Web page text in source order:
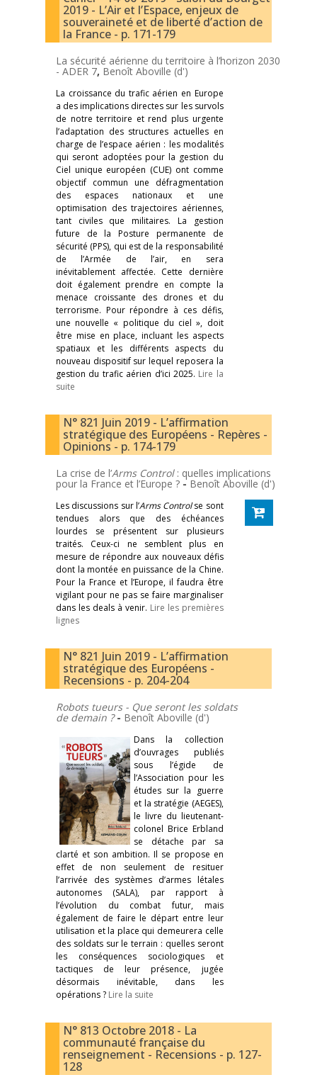
2019 - L’Air et l’Espace, enjeux de
souveraineté et de liberté d’action de
la France - p. 171-179
La sécurité aérienne du territoire à l’horizon 2030
- ADER 7, Benoît Aboville (d')
La croissance du trafic aérien en Europe
a des implications directes sur les survols
de notre territoire et rend plus urgente
l’adaptation des structures actuelles en
charge de l’espace aérien : les modalités
qui seront adoptées pour la gestion du
Ciel unique européen (CUE) ont comme
objectif commun une défragmentation
des espaces nationaux et une
optimisation des trajectoires aériennes,
tant civiles que militaires. La gestion
future de la Posture permanente de
sécurité (PPS), qui est de la responsabilité
de l’Armée de l’air, en sera
inévitablement affectée. Cette dernière
doit également prendre en compte la
menace croissante des drones et du
terrorisme. Pour répondre à ces défis,
une nouvelle « politique du ciel », doit
être mise en place, incluant les aspects
spatiaux et les différents aspects du
nouveau dispositif sur lequel reposera la
gestion du trafic aérien d’ici 2025. Lire la
suite
N° 821 Juin 2019 - L’affirmation
stratégique des Européens - Repères -
Opinions - p. 174-179
La crise de l’Arms Control: quelles implications
pour la France et l’Europe ? - Benoît Aboville (d')
Les discussions sur l’Arms Controlse sont
tendues alors que des échéances
lourdes se présentent sur plusieurs
traités. Ceux-ci ne semblent plus en
mesure de répondre aux nouveaux défis
dont la montée en puissance de la Chine.
Pour la France et l’Europe, il faudra être
vigilant pour ne pas se faire marginaliser
dans les deals à venir. Lire les premières
lignes
N° 821 Juin 2019 - L’affirmation
stratégique des Européens -
Recensions - p. 204-204
Robots tueurs - Que seront les soldats
de demain ? - Benoît Aboville (d')
Dans la collection
d’ouvrages publiés
sous l’égide de
l’Association pour les
études sur la guerre
et la stratégie (AEGES),
le livre du lieutenant-
colonel Brice Erbland
se détache par sa
clarté et son ambition. Il se propose en
effet de non seulement de resituer
l’arrivée des systèmes d’armes létales
autonomes (SALA), par rapport à
l’évolution du combat futur, mais
également de faire le départ entre leur
utilisation et la place qui demeurera celle
des soldats sur le terrain : quelles seront
les conséquences sociologiques et
tactiques de leur présence, jugée
désormais inévitable, dans les
opérations ? Lire la suite
N° 813 Octobre 2018 - La
communauté française du
renseignement - Recensions - p. 127-
128